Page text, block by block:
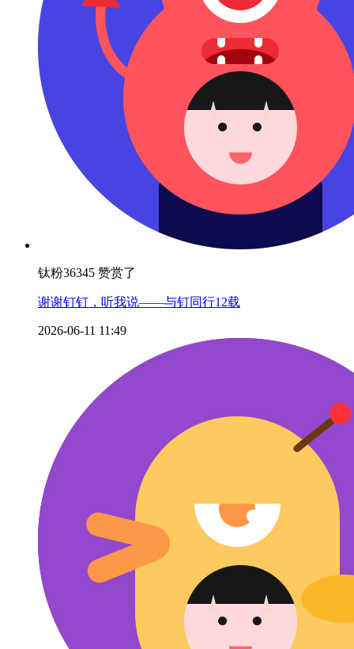
钛粉36345 赞赏了
谢谢钉钉，听我说——与钉同行12载
2026-06-11 11:49